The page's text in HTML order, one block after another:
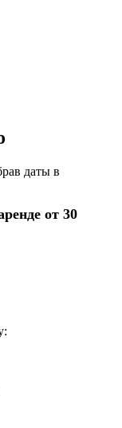
даты в
от 30